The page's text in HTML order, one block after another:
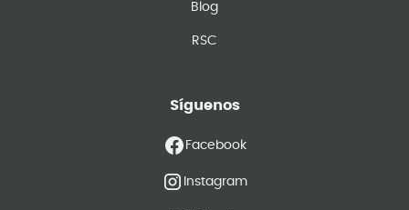
Blog
RSC
Síguenos
Facebook
Instagram